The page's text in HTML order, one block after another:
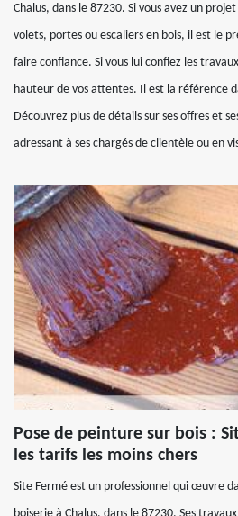
Chalus, dans le 87230. Si vous avez un
volets, portes ou escaliers en bois, il est le
faire confiance. Si vous lui confiez les
hauteur de vos attentes. Il est la référence
Découvrez plus de détails sur ses offres et
adressant à ses chargés de clientèle ou en
Pose de peinture sur bois :
les tarifs les moins chers
Site Fermé est un professionnel qui œuvre